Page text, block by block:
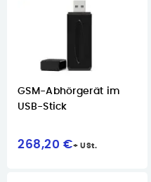
GSM-Abhörgerät im
USB-Stick
268,20 €